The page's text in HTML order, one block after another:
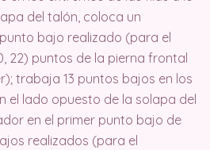
del talón, coloca un
bajo realizado (para el
22) puntos de la pierna frontal
trabaja 13 puntos bajos en los
el lado opuesto de la solapa del
en el primer punto bajo de
realizados (para el